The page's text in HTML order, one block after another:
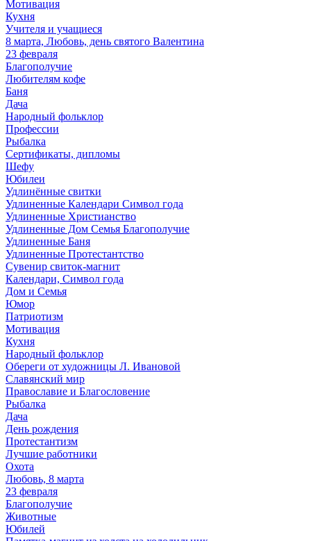
Мотивация
Кухня
Учителя и учащиеся
8 марта, Любовь, день святого Валентина
23 февраля
Благополучие
Любителям кофе
Баня
Дача
Народный фольклор
Профессии
Рыбалка
Сертификаты, дипломы
Шефу
Юбилеи
Удлинённые свитки
Удлиненные Календари Символ года
Удлиненные Христианство
Удлиненные Дом Семья Благополучие
Удлиненные Баня
Удлиненные Протестантство
Сувенир свиток-магнит
Календари, Символ года
Дом и Семья
Юмор
Патриотизм
Мотивация
Кухня
Народный фольклор
Обереги от художницы Л. Ивановой
Славянский мир
Православие и Благословение
Рыбалка
Дача
День рождения
Протестантизм
Лучшие работники
Охота
Любовь, 8 марта
23 февраля
Благополучие
Животные
Юбилей